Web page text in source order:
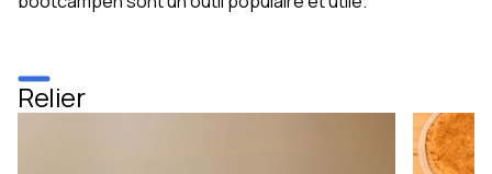
Relier